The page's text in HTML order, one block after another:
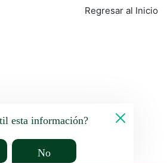
Regresar al Inicio
esta información?
No